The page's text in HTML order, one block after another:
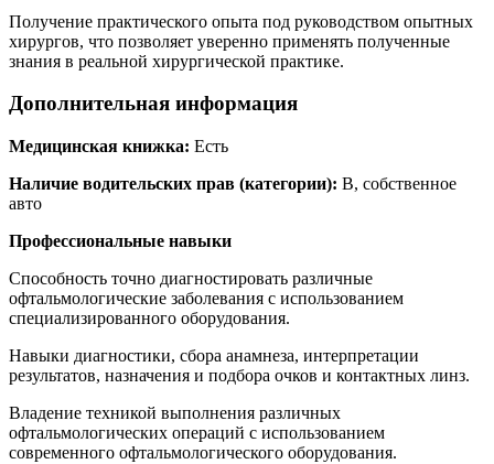
Получение практического опыта под руководством опытных
хирургов, что позволяет уверенно применять полученные
знания в реальной хирургической практике.
Дополнительная информация
Медицинская книжка: Есть
Наличие водительских прав (категории): В, собственное
авто
Профессиональные навыки
Способность точно диагностировать различные
офтальмологические заболевания с использованием
специализированного оборудования.
Навыки диагностики, сбора анамнеза, интерпретации
результатов, назначения и подбора очков и контактных линз.
Владение техникой выполнения различных
офтальмологических операций с использованием
современного офтальмологического оборудования.